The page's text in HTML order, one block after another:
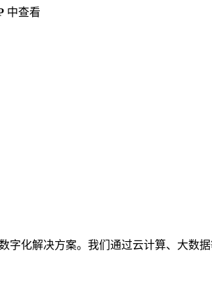
中查看
字化解决方案。我们通过云计算、大数